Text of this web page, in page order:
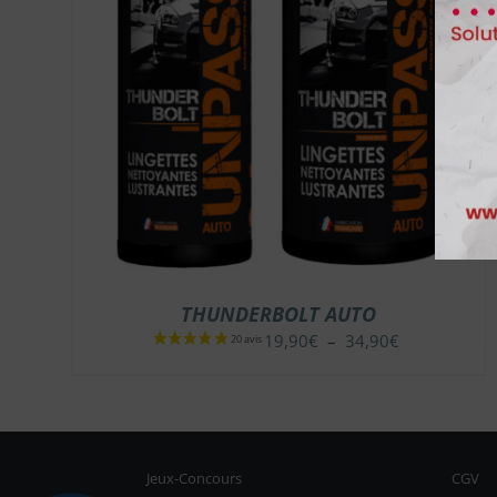
THUNDERBOLT AUTO
19,90€ – 34,90€Plage
à
Jeux-Concours CGV